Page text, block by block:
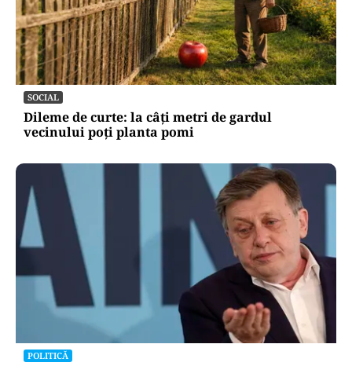
SOCIAL
Dileme de curte: la câți metri de gardul
vecinului poți planta pomi
POLITICĂ